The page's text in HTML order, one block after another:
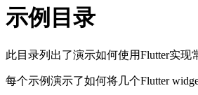
示例目录
此目录列出了演示如何使用Flutter实现
每个示例演示了如何将几个Flutter